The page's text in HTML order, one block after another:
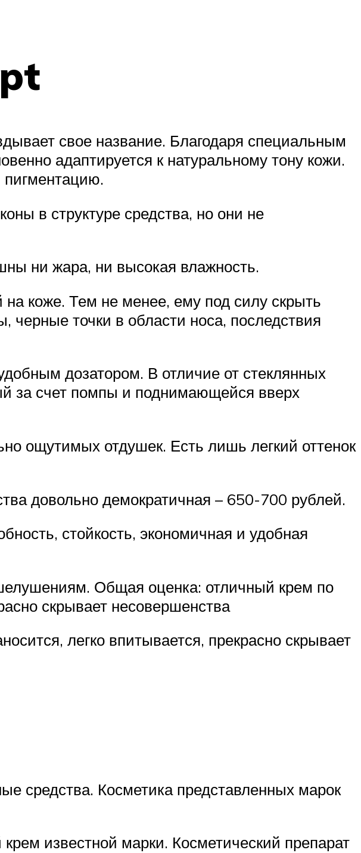
свое название. Благодаря специальным
адаптируется к натуральному тону кожи.
пигментацию.
в структуре средства, но они не
ни жара, ни высокая влажность.
коже. Тем не менее, ему под силу скрыть
точки в области носа, последствия
дозатором. В отличие от стеклянных
за счет помпы и поднимающейся вверх
ощутимых отдушек. Есть лишь легкий оттенок
довольно демократичная – 650-700 рублей.
стойкость, экономичная и удобная
Общая оценка: отличный крем по
скрывает несовершенства
легко впитывается, прекрасно скрывает
средства. Косметика представленных марок
известной марки. Косметический препарат